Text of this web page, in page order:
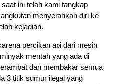
ini telah kami tangkap
menyerahkan diri ke
kejadian.
percikan api dari mesin
mentah yang ada di
dan membakar semua
3 titik sumur ilegal yang